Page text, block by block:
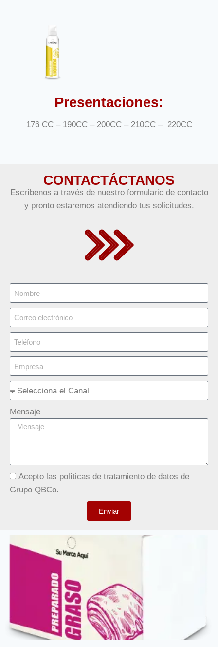
Presentaciones:
176 CC – 190CC – 200CC – 210CC – 220CC
CONTACTÁCTANOS
Escríbenos a través de nuestro formulario de contacto
y pronto estaremos atendiendo tus solicitudes.
Mensaje
Acepto las políticas de tratamiento de datos de
Grupo QBCo.
Enviar